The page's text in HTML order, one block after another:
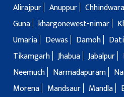
Alirajpur Anuppur Chhindwara
Guna khargonewest-nimar
Umaria
Dewas Damoh
Tikamgarh Jhabua Jabalpur
Neemuch
Narmadapuram
Morena
Mandsaur Mandla